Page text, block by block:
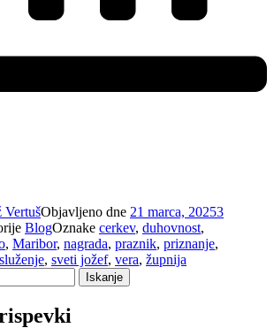
VertušObjavljeno dne 21 marca, 20253
BlogOznake cerkev, duhovnost,
, Maribor, nagrada, praznik, priznanje,
služenje, sveti jožef, vera, župnija
Iskanje